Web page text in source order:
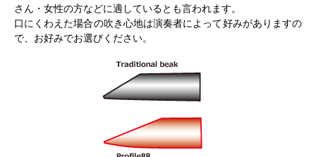
さん・女性の方などに適しているとも言われます。
口にくわえた場合の吹き心地は演奏者によって好みがありますの
で、お好みでお選びください。